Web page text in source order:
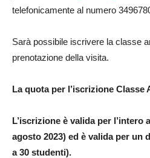
telefonicamente al numero
Sarà possibile iscrivere la classe
prenotazione della visita.
La quota per l’iscrizione Classe
L’iscrizione è valida per l’intero
agosto 2023) ed è valida per un
a 30 studenti).